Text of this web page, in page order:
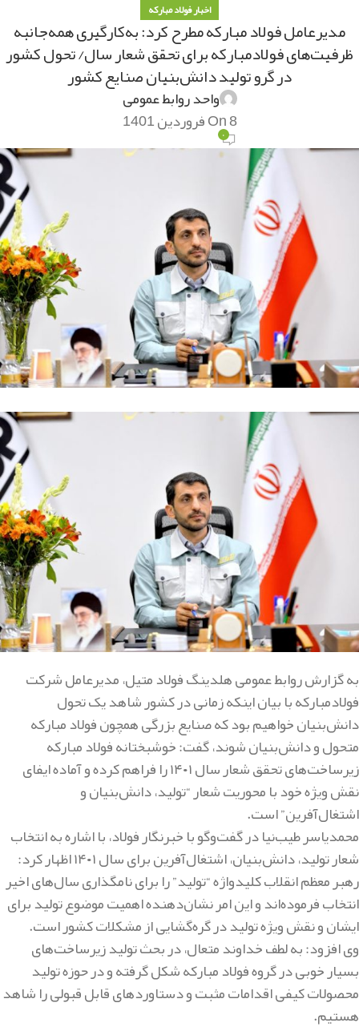
اخبار فولاد مبارکه
مدیرعامل فولاد مبارکه مطرح کرد: به‌كارگیری همه‌جانبه
ظرفیت‌های فولادمباركه برای تحقق شعار سال/ تحول كشور
در گرو تولید دانش‌بنیان صنایع كشور
واحد روابط عمومی
On 8 فروردین 1401
۰
به گزارش روابط عمومی هلدینگ فولاد متیل، مدیرعامل شرکت
فولادمبارکه با بیان اینکه زمانی در کشور شاهد یک تحول
دانش‌بنیان خواهیم بود که صنایع بزرگی همچون فولاد مبارکه
متحول و دانش‌بنیان شوند، گفت: خوشبختانه فولاد مبارکه
زیرساخت‌های تحقق شعار سال ۱۴۰۱ را فراهم کرده و آماده ایفای
نقش ویژه خود با محوریت شعار “تولید، دانش‌بنیان و
اشتغال‌آفرین” است.
محمدیاسر طیب‌نیا در گفت‌وگو با خبرنگار فولاد، با اشاره به انتخاب
شعار تولید، دانش‌بنیان، اشتغال‌آفرین برای سال۱۴۰۱اظهار کرد:
رهبر معظم انقلاب کلیدواژه “تولید” را برای نامگذاری سال‌های اخیر
انتخاب فرموده‌اند و این امر نشان‌دهنده اهمیت موضوع تولید برای
ایشان و نقش ویژه تولید در گره‌گشایی از مشکلات کشور است.
وی افزود: به لطف خداوند متعال، در بحث تولید زیرساخت‌های
بسیار خوبی در گروه فولاد مبارکه شکل گرفته و در حوزه تولید
محصولات کیفی اقدامات مثبت و دستاوردهای قابل قبولی را شاهد
هستیم.